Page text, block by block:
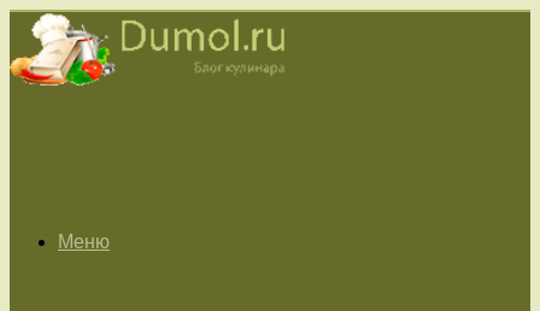
Меню